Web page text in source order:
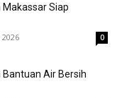
Siap
0
Bantuan Air Bersih